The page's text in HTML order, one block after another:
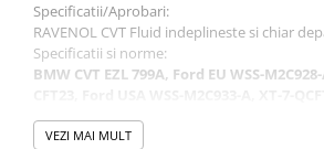
Suport etrier
Electrice
Bujii incandescente
Kit distributie
Specificatii/Aprobari:
RAVENOL CVT Fluid indeplineste si chiar
Specificatii si norme:
BMW CVT EZL 799A, Ford EU WSS-
Hundred CFT30, Honda CVT Fluid 08200-
Fluid 08260-99904, 08260-99907, MB 236.20
VEZI MAI MULT